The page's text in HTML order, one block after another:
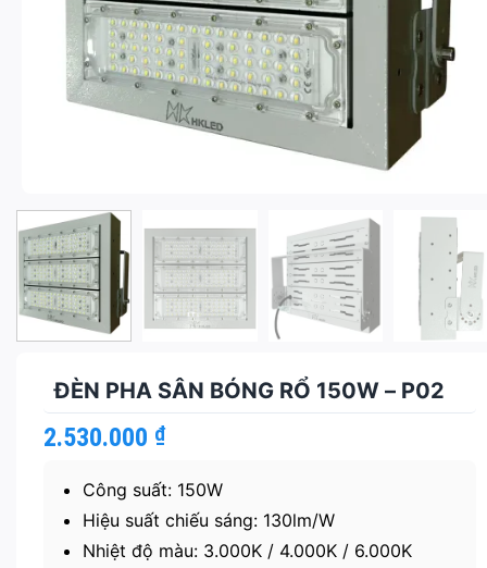
ĐÈN PHA SÂN BÓNG RỔ 150W – P02
2.530.000 ₫
Công suất: 150W
Hiệu suất chiếu sáng: 130lm/W
Nhiệt độ màu: 3.000K / 4.000K / 6.000K